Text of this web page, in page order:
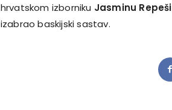
hrvatskom izborniku Jasminu Repeši
izabrao baskijski sastav.